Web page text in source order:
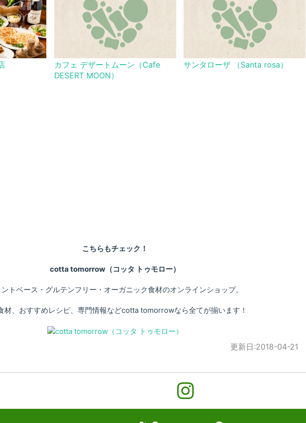
カフェ デザートムーン（Cafe
DESERT MOON）
サンタローザ （Santa rosa）
こちらもチェック！
cotta tomorrow（コッタ トゥモロー）
トベース・グルテンフリー・オーガニック食材のオンラインショップ。
材、おすすめレシピ、専門情報などcotta tomorrowなら全てが揃います！
更新日:2018-04-21